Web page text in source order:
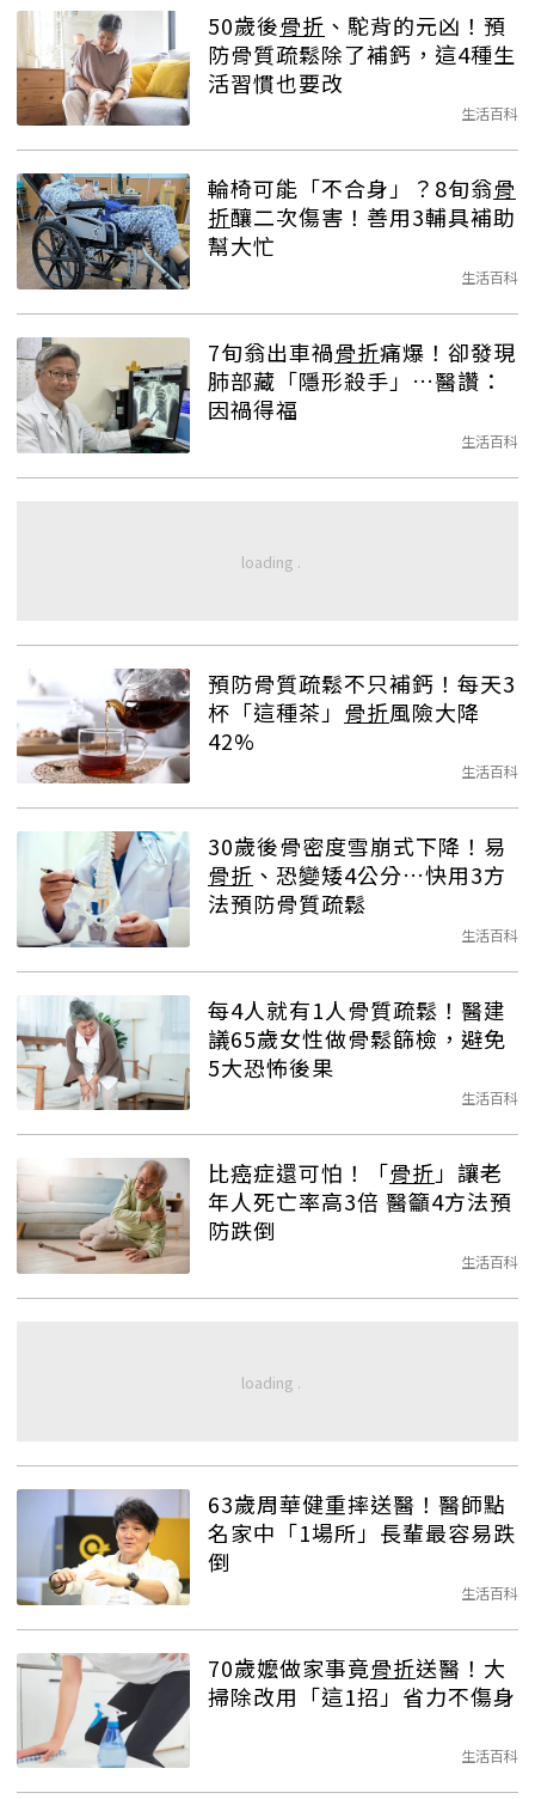
50歲後骨折 、駝背的元凶！預
防骨質疏鬆除了補鈣，這4種生
活習慣也要改
生活百科
輪椅可能「不合身」？8旬翁骨
折釀二次傷害！善用3輔具補助
幫大忙
生活百科
7旬翁出車禍骨折痛爆！卻發現
肺部藏「隱形殺手」…醫讚：
因禍得福
生活百科
預防骨質疏鬆不只補鈣！每天3
杯「這種茶」 骨折風險大降
42%
生活百科
30歲後骨密度雪崩式下降！易
骨折 、恐變矮4公分…快用3方
法預防骨質疏鬆
生活百科
每4人就有1人骨質疏鬆！醫建
議65歲女性做骨鬆篩檢，避免
5大恐怖後果
生活百科
比癌症還可怕！「骨折」讓老
年人死亡率高3倍 醫籲4方法預
防跌倒
生活百科
63歲周華健重摔送醫！醫師點
名家中「1場所」長輩最容易跌
倒
生活百科
70歲嬤做家事竟骨折送醫！大
掃除改用「這1招」省力不傷身
生活百科